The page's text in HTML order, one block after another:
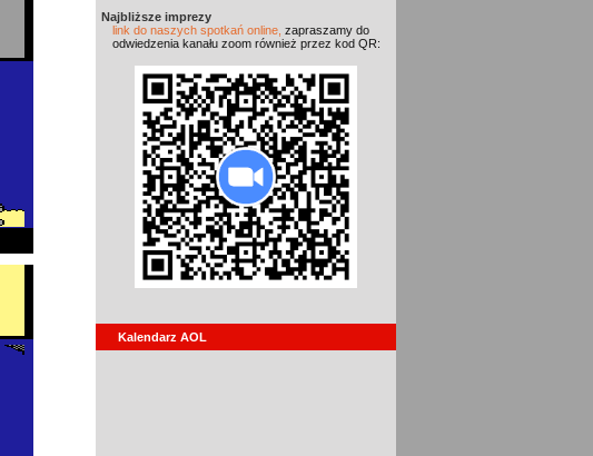
Najbliższe imprezy
link do naszych spotkań online, zapraszamy do
odwiedzenia kanału zoom również przez kod QR:
Kalendarz AOL